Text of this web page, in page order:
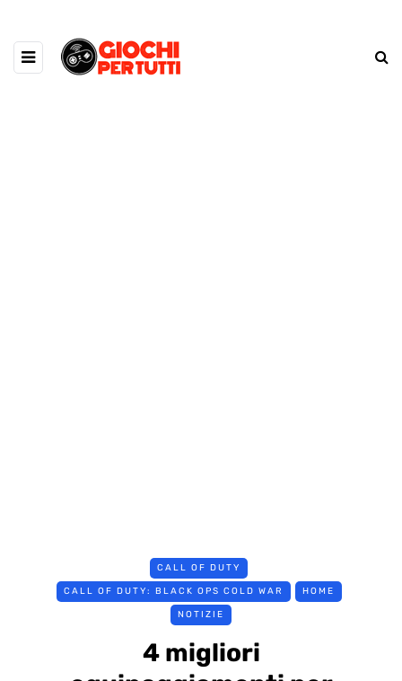
CALL OF DUTY
CALL OF DUTY: BLACK OPS COLD WAR HOME
NOTIZIE
4 migliori